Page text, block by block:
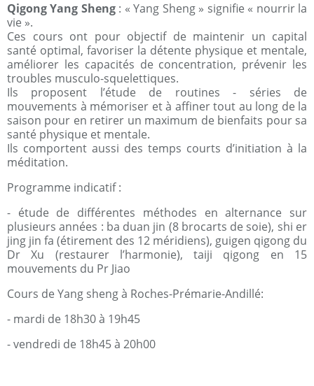
Qigong Yang Sheng: « Yang Sheng » signifie « nourrir la
vie ».
Ces cours ont pour objectif de maintenir un capital
santé optimal, favoriser la détente physique et mentale,
améliorer les capacités de concentration, prévenir les
troubles musculo-squelettiques.
Ils proposent l’étude de routines - séries de
mouvements à mémoriser et à affiner tout au long de la
saison pour en retirer un maximum de bienfaits pour sa
santé physique et mentale.
Ils comportent aussi des temps courts d’initiation à la
méditation.
Programme indicatif :
- étude de différentes méthodes en alternance sur
plusieurs années : ba duan jin (8 brocarts de soie), shi er
jing jin fa (étirement des 12 méridiens), guigen qigong du
Dr Xu (restaurer l’harmonie), taiji qigong en 15
mouvements du Pr Jiao
Cours de Yang sheng à Roches-Prémarie-Andillé:
- mardi de 18h30 à 19h45
- vendredi de 18h45 à 20h00